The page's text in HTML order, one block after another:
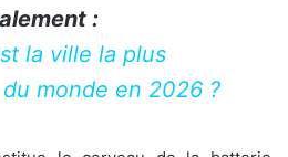
:
la ville la plus
monde en 2026 ?